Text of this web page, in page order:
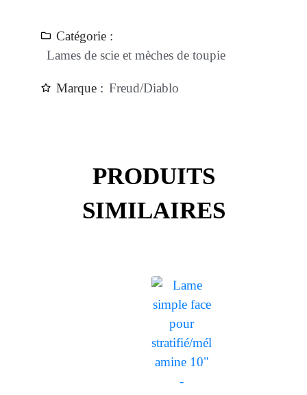
Catégorie :
Lames de scie et mèches de toupie
Marque : Freud/Diablo
PRODUITS
SIMILAIRES